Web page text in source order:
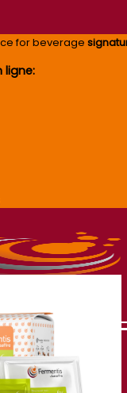
for beverage
ligne: